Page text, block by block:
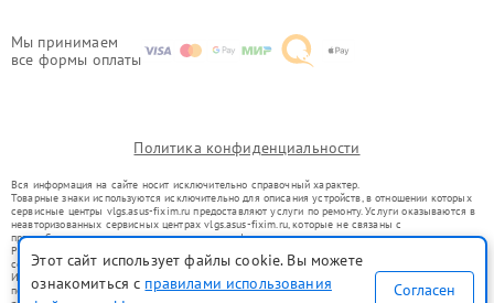
Мы принимаем
все формы оплаты
Политика конфиденциальности
Вся информация на сайте носит исключительно справочный характер.
Товарные знаки используются исключительно для описания устройств, в отношении которых
сервисные центры vlgs.asus-fixim.ru предоставляют услуги по ремонту. Услуги оказываются в
неавторизованных сервисных центрах vlgs.asus-fixim.ru, которые не связаны с
правообладателями товарных знаков или их официальными представителями.
Ремонт осуществляется для устройств, уже введенных в гражданский оборот в соответствии
со статьей 1487 ГК РФ.
Использование товарных знаков не преследует цели индивидуализации услуг или введения
потребителей в заблуждение, а служит для информирования о предоставляемых услугах по
Этот сайт использует файлы cookie. Вы можете
ознакомиться с правилами использования
Согласен